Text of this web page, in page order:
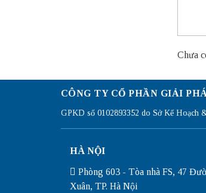
Chưa
CÔNG TY CỔ PHẦN GIẢI
GPKD số 0102893352 do Sở Kế Hoạch
HÀ NỘI
Phòng 603 - Tòa nhà FS, 47
Xuân, TP. Hà Nội